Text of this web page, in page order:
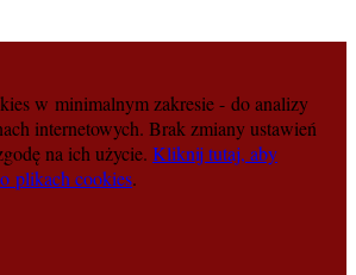
w minimalnym zakresie - do analizy
internetowych. Brak zmiany ustawień
na ich użycie. Kliknij tutaj, aby
plikach cookies.